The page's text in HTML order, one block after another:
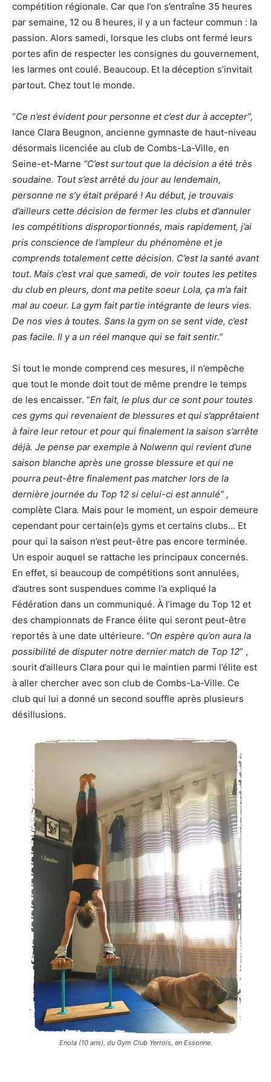
compétition régionale. Car que l’on s’entraîne 35 heures
par semaine, 12 ou 8 heures, il y a un facteur commun : la
passion. Alors samedi, lorsque les clubs ont fermé leurs
portes afin de respecter les consignes du gouvernement,
les larmes ont coulé. Beaucoup. Et la déception s’invitait
partout. Chez tout le monde.
“Ce n’est évident pour personne et c’est dur à accepter”,
lance Clara Beugnon, ancienne gymnaste de haut-niveau
désormais licenciée au club de Combs-La-Ville, en
Seine-et-Marne “C’est surtout que la décision a été très
soudaine. Tout s’est arrêté du jour au lendemain,
personne ne s’y était préparé ! Au début, je trouvais
d’ailleurs cette décision de fermer les clubs et d’annuler
les compétitions disproportionnés, mais rapidement, j’ai
pris conscience de l’ampleur du phénomène et je
comprends totalement cette décision. C’est la santé avant
tout. Mais c’est vrai que samedi, de voir toutes les petites
du club en pleurs, dont ma petite soeur Lola, ça m’a fait
mal au coeur. La gym fait partie intégrante de leurs vies.
De nos vies à toutes. Sans la gym on se sent vide, c’est
pas facile. Il y a un réel manque qui se fait sentir.”
Si tout le monde comprend ces mesures, il n’empêche
que tout le monde doit tout de même prendre le temps
de les encaisser. “En fait, le plus dur ce sont pour toutes
ces gyms qui revenaient de blessures et qui s’apprêtaient
à faire leur retour et pour qui finalement la saison s’arrête
déjà. Je pense par exemple à Nolwenn qui revient d’une
saison blanche après une grosse blessure et qui ne
pourra peut-être finalement pas matcher lors de la
dernière journée du Top 12 si celui-ci est annulé” ,
complète Clara. Mais pour le moment, un espoir demeure
cependant pour certain(e)s gyms et certains clubs… Et
pour qui la saison n’est peut-être pas encore terminée.
Un espoir auquel se rattache les principaux concernés.
En effet, si beaucoup de compétitions sont annulées,
d’autres sont suspendues comme l’a expliqué la
Fédération dans un communiqué. À l’image du Top 12 et
des championnats de France élite qui seront peut-être
reportés à une date ultérieure. “On espère qu’on aura la
possibilité de disputer notre dernier match de Top 12” ,
sourit d’ailleurs Clara pour qui le maintien parmi l’élite est
à aller chercher avec son club de Combs-La-Ville. Ce
club qui lui a donné un second souffle après plusieurs
désillusions.
Enola (10 ans), du Gym Club Yerrois, en Essonne.